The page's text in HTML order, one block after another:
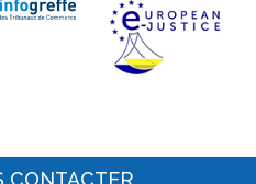
CONTACTER